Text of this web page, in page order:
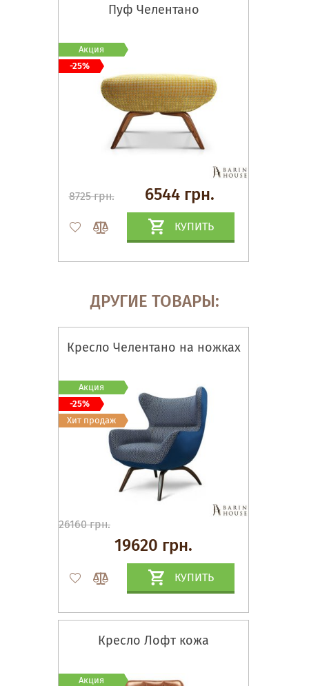
Пуф Челентано
8725 грн. 6544 грн.
КУПИТЬ
Акция
-25%
ДРУГИЕ ТОВАРЫ:
Кресло Челентано на ножках
26160 грн.
19620 грн.
КУПИТЬ
Акция
-25%
Хит продаж
Кресло Лофт кожа
Акция